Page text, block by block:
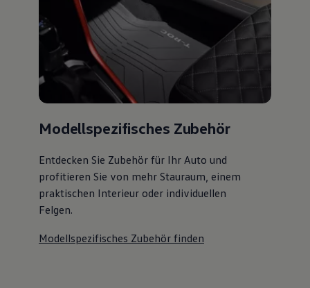
Modellspezifisches Zubehör
Entdecken Sie Zubehör für Ihr Auto und
profitieren Sie von mehr Stauraum, einem
praktischen Interieur oder individuellen
Felgen.
Modellspezifisches Zubehör finden